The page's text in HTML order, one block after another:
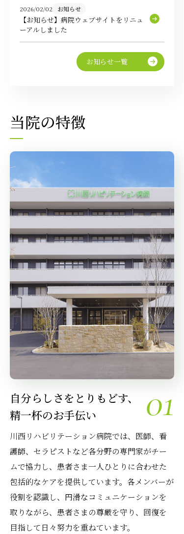
2026/02/02 お知らせ
【お知らせ】病院ウェブサイトをリニュ
ーアルしました
お知らせ一覧
当院の特徴
自分らしさをとりもどす、
精一杯のお手伝い
01
川西リハビリテーション病院では、医師、看
護師、セラピストなど各分野の専門家がチー
ムで協力し、患者さま一人ひとりに合わせた
包括的なケアを提供しています。各メンバーが
役割を認識し、円滑なコミュニケーションを
取りながら、患者さまの尊厳を守り、回復を
目指して日々努力を重ねています。